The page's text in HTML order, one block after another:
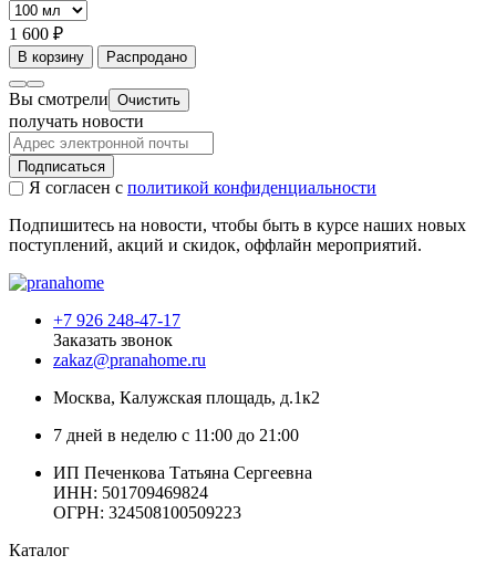
1 600 ₽
В корзину Распродано
Вы смотрели Очистить
получать новости
Подписаться
Я согласен с политикой конфиденциальности
Подпишитесь на новости, чтобы быть в курсе наших новых
поступлений, акций и скидок, оффлайн мероприятий.
+7 926 248-47-17
Заказать звонок
zakaz@pranahome.ru
Москва, Калужская площадь, д.1к2
7 дней в неделю с 11:00 до 21:00
ИП Печенкова Татьяна Сергеевна
ИНН: 501709469824
ОГРН: 324508100509223
Каталог